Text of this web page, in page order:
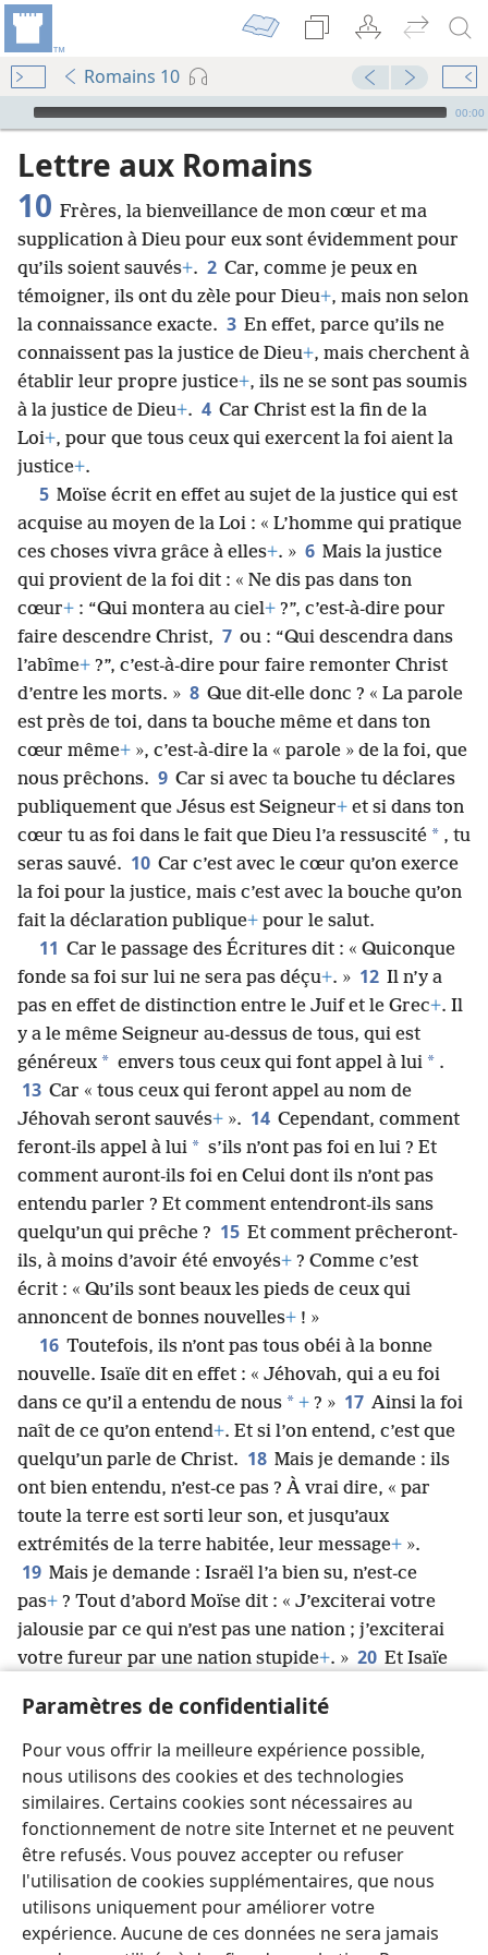
Paramètres de confidentialité
Pour vous offrir la meilleure expérience possible,
nous utilisons des cookies et des technologies
similaires. Certains cookies sont nécessaires au
fonctionnement de notre site Internet et ne peuvent
être refusés. Vous pouvez accepter ou refuser
l'utilisation de cookies supplémentaires, que nous
utilisons uniquement pour améliorer votre
expérience. Aucune de ces données ne sera jamais
Romains 10
Audio Player
00:00
Lettre aux Romains
10 Frères, la bienveillance de mon cœur et ma
supplication à Dieu pour eux sont évidemment pour
qu’ils soient sauvés+. 2 Car, comme je peux en
témoigner, ils ont du zèle pour Dieu+, mais non selon
la connaissance exacte. 3 En effet, parce qu’ils ne
connaissent pas la justice de Dieu+, mais cherchent à
établir leur propre justice+, ils ne se sont pas soumis
à la justice de Dieu+. 4 Car Christ est la fin de la
Loi+, pour que tous ceux qui exercent la foi aient la
justice+.
5 Moïse écrit en effet au sujet de la justice qui est
acquise au moyen de la Loi : « L’homme qui pratique
ces choses vivra grâce à elles+. » 6 Mais la justice
qui provient de la foi dit : « Ne dis pas dans ton
cœur+ : “Qui montera au ciel+ ?”, c’est-à-dire pour
faire descendre Christ, 7 ou : “Qui descendra dans
l’abîme+ ?”, c’est-à-dire pour faire remonter Christ
d’entre les morts. » 8 Que dit-elle donc ? « La parole
est près de toi, dans ta bouche même et dans ton
cœur même+ », c’est-à-dire la « parole » de la foi, que
nous prêchons. 9 Car si avec ta bouche tu déclares
publiquement que Jésus est Seigneur+ et si dans ton
cœur tu as foi dans le fait que Dieu l’a ressuscité * , tu
seras sauvé. 10 Car c’est avec le cœur qu’on exerce
la foi pour la justice, mais c’est avec la bouche qu’on
fait la déclaration publique+ pour le salut.
11 Car le passage des Écritures dit : « Quiconque
fonde sa foi sur lui ne sera pas déçu+. » 12 Il n’y a
pas en effet de distinction entre le Juif et le Grec+. Il
y a le même Seigneur au-dessus de tous, qui est
généreux * envers tous ceux qui font appel à lui * .
13 Car « tous ceux qui feront appel au nom de
Jéhovah seront sauvés+ ». 14 Cependant, comment
feront-ils appel à lui * s’ils n’ont pas foi en lui ? Et
comment auront-ils foi en Celui dont ils n’ont pas
entendu parler ? Et comment entendront-ils sans
quelqu’un qui prêche ? 15 Et comment prêcheront-
ils, à moins d’avoir été envoyés+ ? Comme c’est
écrit : « Qu’ils sont beaux les pieds de ceux qui
annoncent de bonnes nouvelles+ ! »
16 Toutefois, ils n’ont pas tous obéi à la bonne
nouvelle. Isaïe dit en effet : « Jéhovah, qui a eu foi
dans ce qu’il a entendu de nous * + ? » 17 Ainsi la foi
naît de ce qu’on entend+. Et si l’on entend, c’est que
quelqu’un parle de Christ. 18 Mais je demande : ils
ont bien entendu, n’est-ce pas ? À vrai dire, « par
toute la terre est sorti leur son, et jusqu’aux
extrémités de la terre habitée, leur message+ ».
19 Mais je demande : Israël l’a bien su, n’est-ce
pas+ ? Tout d’abord Moïse dit : « J’exciterai votre
jalousie par ce qui n’est pas une nation ; j’exciterai
votre fureur par une nation stupide+. » 20 Et Isaïe
cherchaient pas+; je suis devenu connu de ceux qui
ne demandaient pas à me parler+. » 21 Mais il dit au
sujet d’Israël : « Tout au long du jour, je tends mes
mains vers un peuple désobéissant et obstiné+
Français Partager Préférences
Copyright © 2026 Watch Tower Bible and Tract Society of Pennsylvania